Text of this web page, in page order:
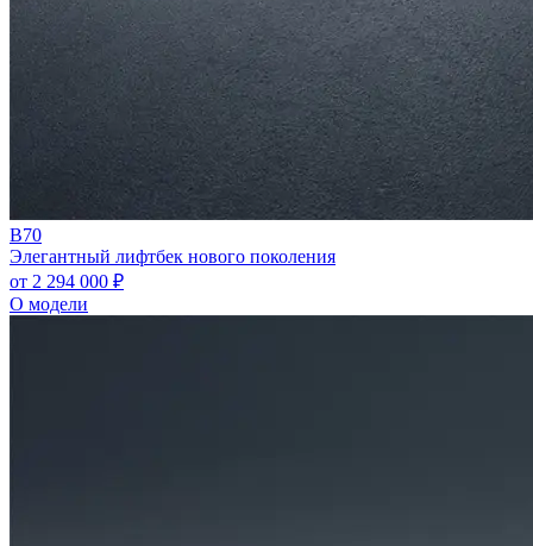
B70
Элегантный лифтбек нового поколения
от 2 294 000 ₽
О модели